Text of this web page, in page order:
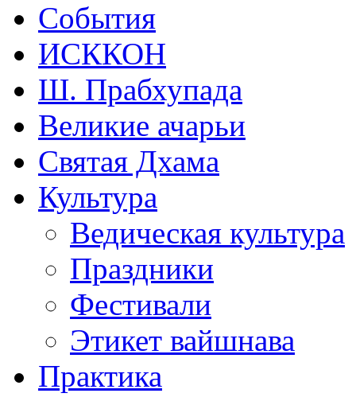
События
ИСККОН
Ш. Прабхупада
Великие ачарьи
Святая Дхама
Культура
Ведическая культура
Праздники
Фестивали
Этикет вайшнава
Практика